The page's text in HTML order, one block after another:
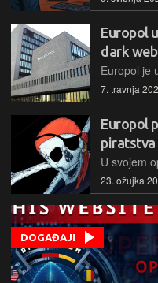
Europol
dark
7. travnja
Europol
piratstva
23. ožujka
DOGAĐAJI